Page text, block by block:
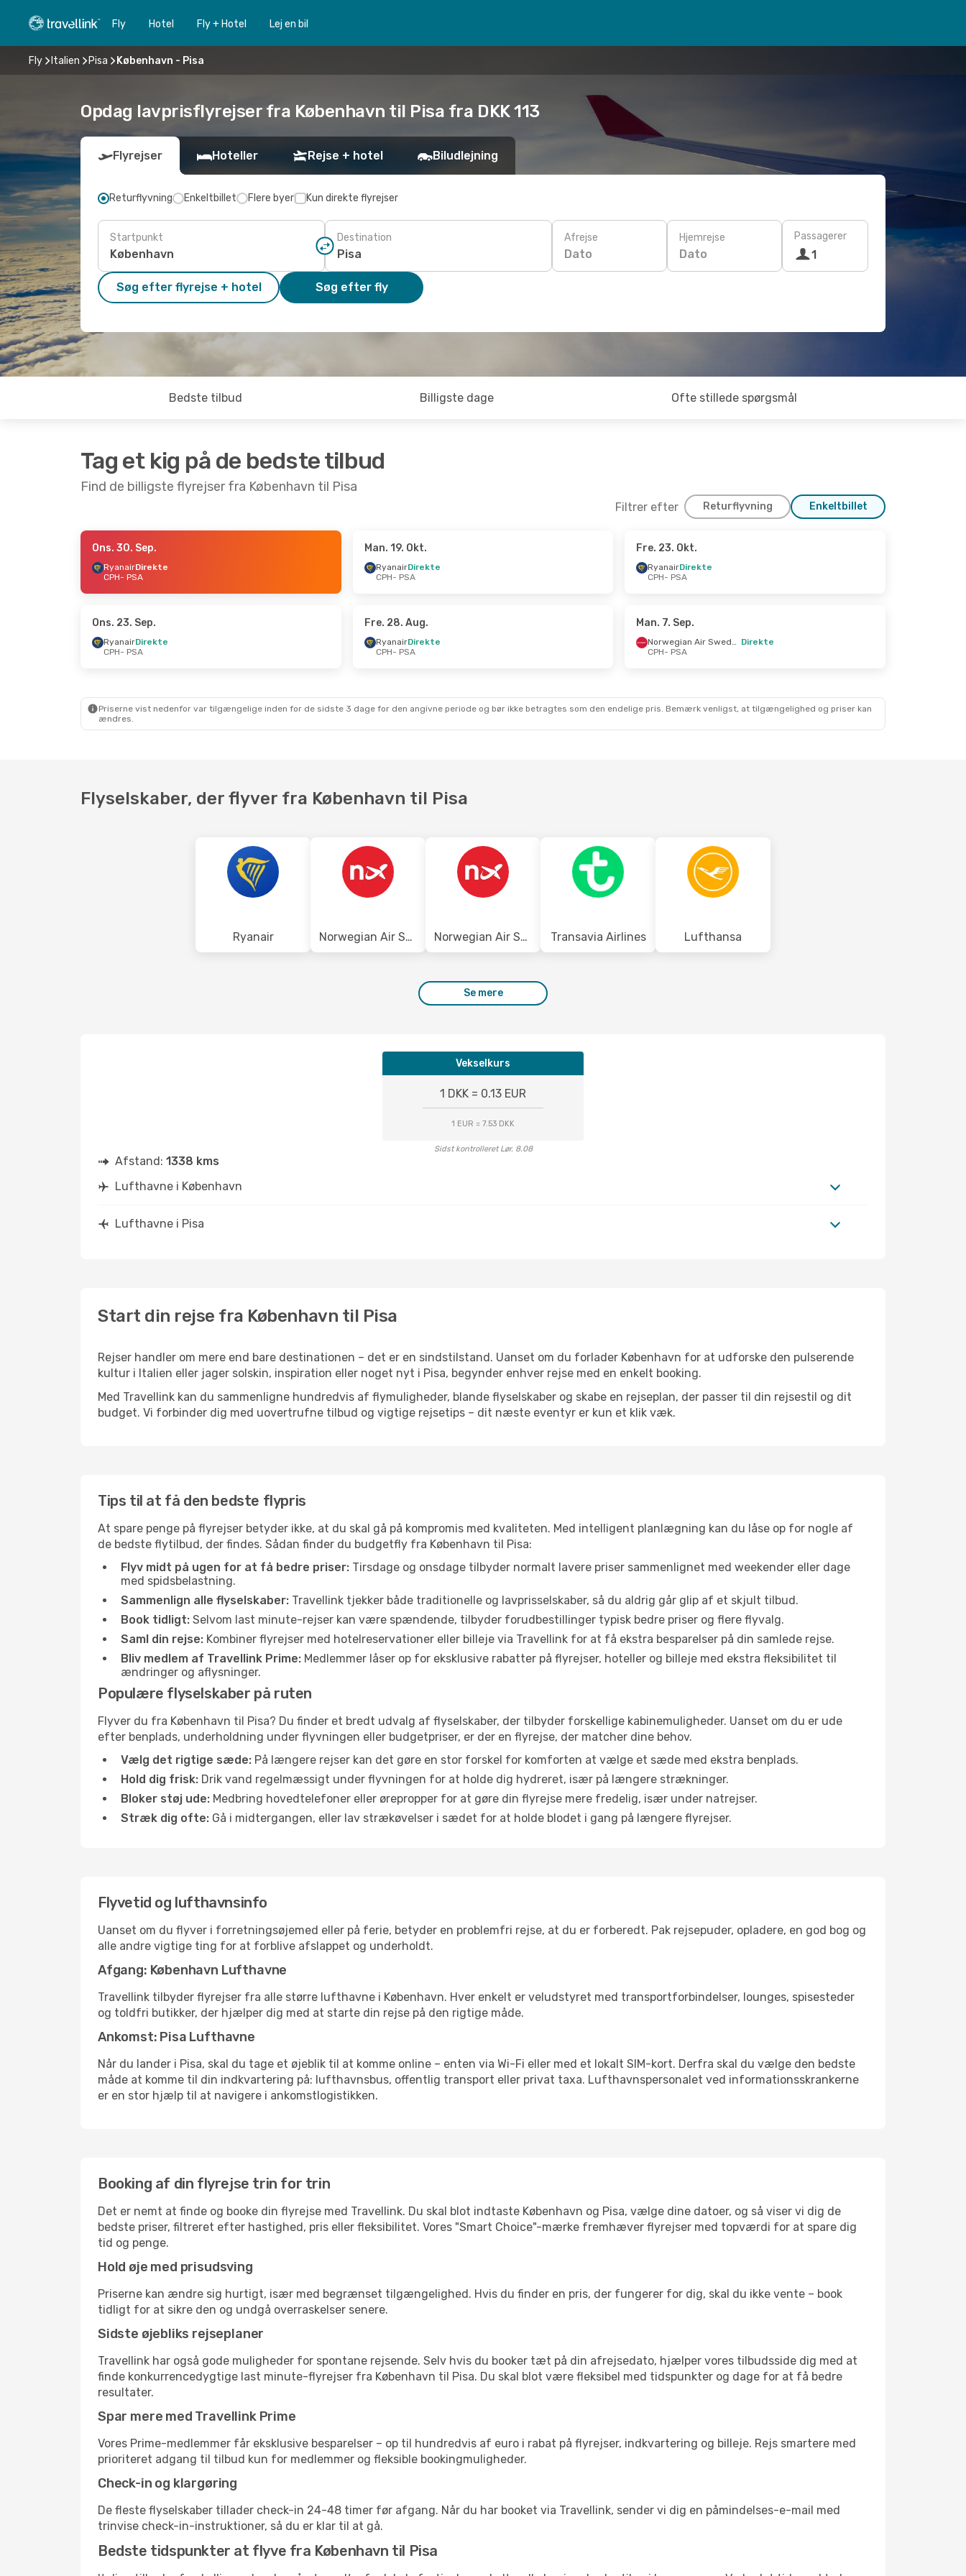
Fly Hotel Fly + Hotel Lej en bil
Fly Italien Pisa København - Pisa
Opdag lavprisflyrejser fra København til Pisa fra DKK 113
Flyrejser Hoteller Rejse + hotel Biludlejning
Returflyvning Enkeltbillet Flere byer Kun direkte flyrejser
Startpunkt Destination Afrejse
Dato
Hjemrejse
Dato
Passagerer
1
Søg efter flyrejse + hotel Søg efter fly
Bedste tilbud Billigste dage Ofte stillede spørgsmål
Tag et kig på de bedste tilbud
Find de billigste flyrejser fra København til Pisa
Filtrer efter Returflyvning Enkeltbillet
- Fre. 9. Okt. - Ons. 21. Okt. - Fre. 4. Sep.
Ryanair
Direkte
PSA - CPH
Ryanair
Direkte
PSA- CPH
Ons. 30. Sep.
RyanairDirekte
CPH- PSA
Man. 19. Okt.
RyanairDirekte
CPH- PSA
Fre. 23. Okt.
RyanairDirekte
CPH- PSA
Ons. 23. Sep.
RyanairDirekte
CPH- PSA
Fre. 28. Aug.
RyanairDirekte
CPH- PSA
Man. 7. Sep.
Norwegian Air Sweden Direkte
CPH- PSA
Priserne vist nedenfor var tilgængelige inden for de sidste 3 dage for den angivne periode og bør ikke betragtes som den endelige pris. Bemærk venligst, at tilgængelighed og priser kan
ændres.
Flyselskaber, der flyver fra København til Pisa
Ryanair Norwegian Air Sweden Norwegian Air Shuttle Transavia Airlines Lufthansa
Se mere
Vekselkurs
1 DKK = 0.13 EUR
1 EUR = 7.53 DKK
Sidst kontrolleret Lør. 8.08
Afstand: 1338 kms
Lufthavne i København
Lufthavne i Pisa
Start din rejse fra København til Pisa
Rejser handler om mere end bare destinationen – det er en sindstilstand. Uanset om du forlader København for at udforske den pulserende
kultur i Italien eller jager solskin, inspiration eller noget nyt i Pisa, begynder enhver rejse med en enkelt booking.
Med Travellink kan du sammenligne hundredvis af flymuligheder, blande flyselskaber og skabe en rejseplan, der passer til din rejsestil og dit
budget. Vi forbinder dig med uovertrufne tilbud og vigtige rejsetips – dit næste eventyr er kun et klik væk.
Tips til at få den bedste flypris
At spare penge på flyrejser betyder ikke, at du skal gå på kompromis med kvaliteten. Med intelligent planlægning kan du låse op for nogle af
de bedste flytilbud, der findes. Sådan finder du budgetfly fra København til Pisa:
Flyv midt på ugen for at få bedre priser: Tirsdage og onsdage tilbyder normalt lavere priser sammenlignet med weekender eller dage
med spidsbelastning.
Sammenlign alle flyselskaber: Travellink tjekker både traditionelle og lavprisselskaber, så du aldrig går glip af et skjult tilbud.
Book tidligt: Selvom last minute-rejser kan være spændende, tilbyder forudbestillinger typisk bedre priser og flere flyvalg.
Saml din rejse: Kombiner flyrejser med hotelreservationer eller billeje via Travellink for at få ekstra besparelser på din samlede rejse.
Bliv medlem af Travellink Prime: Medlemmer låser op for eksklusive rabatter på flyrejser, hoteller og billeje med ekstra fleksibilitet til
ændringer og aflysninger.
Populære flyselskaber på ruten
Flyver du fra København til Pisa? Du finder et bredt udvalg af flyselskaber, der tilbyder forskellige kabinemuligheder. Uanset om du er ude
efter benplads, underholdning under flyvningen eller budgetpriser, er der en flyrejse, der matcher dine behov.
Vælg det rigtige sæde: På længere rejser kan det gøre en stor forskel for komforten at vælge et sæde med ekstra benplads.
Hold dig frisk: Drik vand regelmæssigt under flyvningen for at holde dig hydreret, især på længere strækninger.
Bloker støj ude: Medbring hovedtelefoner eller ørepropper for at gøre din flyrejse mere fredelig, især under natrejser.
Stræk dig ofte: Gå i midtergangen, eller lav strækøvelser i sædet for at holde blodet i gang på længere flyrejser.
Flyvetid og lufthavnsinfo
Uanset om du flyver i forretningsøjemed eller på ferie, betyder en problemfri rejse, at du er forberedt. Pak rejsepuder, opladere, en god bog og
alle andre vigtige ting for at forblive afslappet og underholdt.
Afgang: København Lufthavne
Travellink tilbyder flyrejser fra alle større lufthavne i København. Hver enkelt er veludstyret med transportforbindelser, lounges, spisesteder
og toldfri butikker, der hjælper dig med at starte din rejse på den rigtige måde.
Ankomst: Pisa Lufthavne
Når du lander i Pisa, skal du tage et øjeblik til at komme online – enten via Wi-Fi eller med et lokalt SIM-kort. Derfra skal du vælge den bedste
måde at komme til din indkvartering på: lufthavnsbus, offentlig transport eller privat taxa. Lufthavnspersonalet ved informationsskrankerne
er en stor hjælp til at navigere i ankomstlogistikken.
Booking af din flyrejse trin for trin
Det er nemt at finde og booke din flyrejse med Travellink. Du skal blot indtaste København og Pisa, vælge dine datoer, og så viser vi dig de
bedste priser, filtreret efter hastighed, pris eller fleksibilitet. Vores "Smart Choice"-mærke fremhæver flyrejser med topværdi for at spare dig
tid og penge.
Hold øje med prisudsving
Priserne kan ændre sig hurtigt, især med begrænset tilgængelighed. Hvis du finder en pris, der fungerer for dig, skal du ikke vente – book
tidligt for at sikre den og undgå overraskelser senere.
Sidste øjebliks rejseplaner
Travellink har også gode muligheder for spontane rejsende. Selv hvis du booker tæt på din afrejsedato, hjælper vores tilbudsside dig med at
finde konkurrencedygtige last minute-flyrejser fra København til Pisa. Du skal blot være fleksibel med tidspunkter og dage for at få bedre
resultater.
Spar mere med Travellink Prime
Vores Prime-medlemmer får eksklusive besparelser – op til hundredvis af euro i rabat på flyrejser, indkvartering og billeje. Rejs smartere med
prioriteret adgang til tilbud kun for medlemmer og fleksible bookingmuligheder.
Check-in og klargøring
De fleste flyselskaber tillader check-in 24-48 timer før afgang. Når du har booket via Travellink, sender vi dig en påmindelses-e-mail med
trinvise check-in-instruktioner, så du er klar til at gå.
Bedste tidspunkter at flyve fra København til Pisa